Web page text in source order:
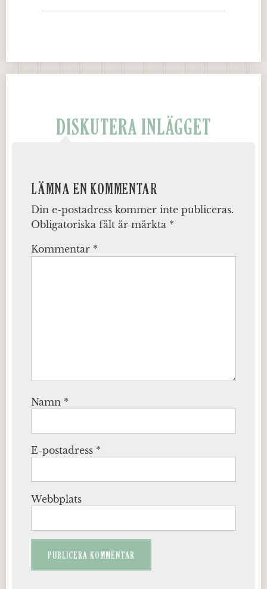
DISKUTERA INLÄGGET
LÄMNA EN KOMMENTAR
Din e-postadress kommer inte publiceras.
Obligatoriska fält är märkta *
Kommentar *
Namn *
E-postadress *
Webbplats